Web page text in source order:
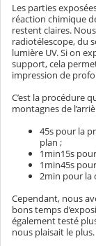
Les parties
réaction chimique
restent claires.
radiotélescope, du
lumière UV. Si on
support, cela
impression de
C’est la procédure
montagnes de
45s pour la
plan ;
1min15s
1min45s
2min pour la
Cependant, nous
bons temps
également testé
nous plaisait le plus.